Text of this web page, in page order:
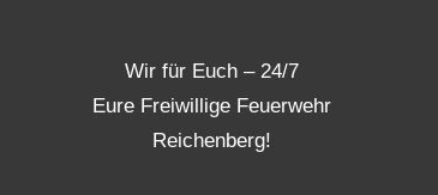
Wir für Euch – 24/7
Eure Freiwillige Feuerwehr
Reichenberg!